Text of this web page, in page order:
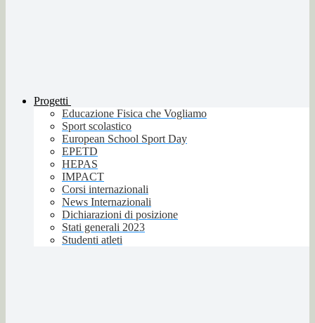
Progetti
Educazione Fisica che Vogliamo
Sport scolastico
European School Sport Day
EPETD
HEPAS
IMPACT
Corsi internazionali
News Internazionali
Dichiarazioni di posizione
Stati generali 2023
Studenti atleti